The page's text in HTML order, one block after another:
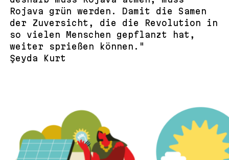
Rojava grün werden. Damit die Samen
der Zuversicht, die die Revolution in
so vielen Menschen gepflanzt hat,
weiter sprießen können."
Şeyda Kurt